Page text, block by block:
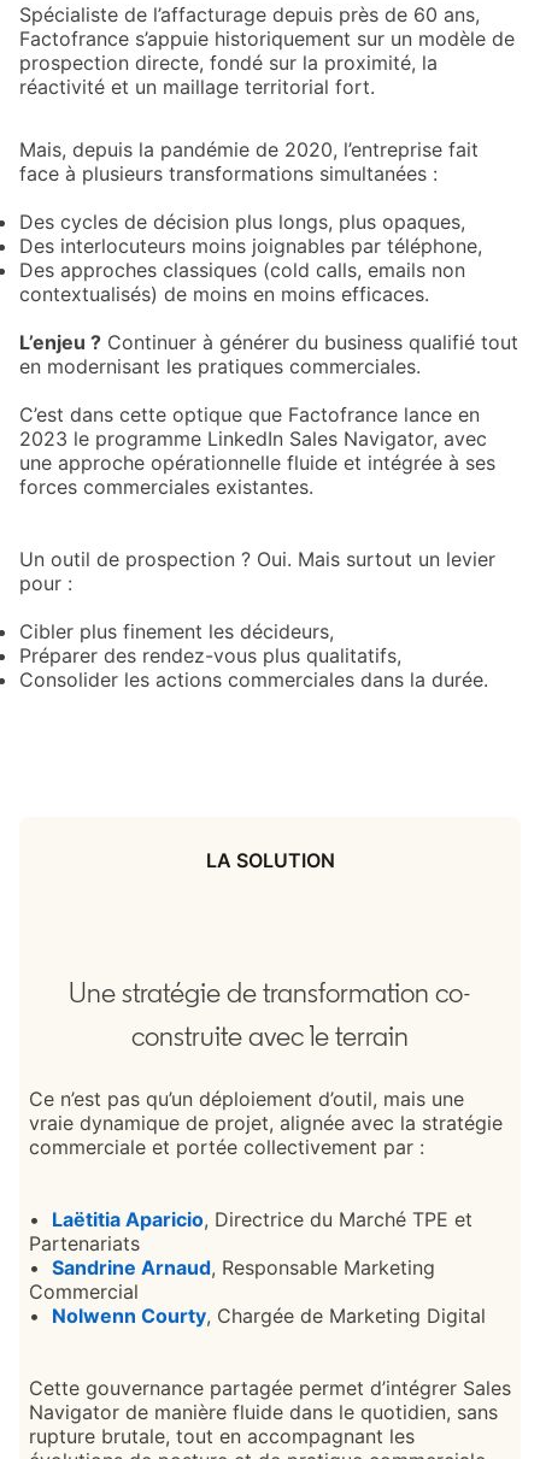
Spécialiste de l’affacturage depuis près de 60 ans,
Factofrance s’appuie historiquement sur un modèle de
prospection directe, fondé sur la proximité, la
réactivité et un maillage territorial fort.
Mais, depuis la pandémie de 2020, l’entreprise fait
face à plusieurs transformations simultanées :
Des cycles de décision plus longs, plus opaques,
Des interlocuteurs moins joignables par téléphone,
Des approches classiques (cold calls, emails non
contextualisés) de moins en moins efficaces.
L’enjeu ? Continuer à générer du business qualifié tout
en modernisant les pratiques commerciales.
C’est dans cette optique que Factofrance lance en
2023 le programme LinkedIn Sales Navigator, avec
une approche opérationnelle fluide et intégrée à ses
forces commerciales existantes.
Un outil de prospection ? Oui. Mais surtout un levier
pour :
Cibler plus finement les décideurs,
Préparer des rendez-vous plus qualitatifs,
Consolider les actions commerciales dans la durée.
LA SOLUTION
Une stratégie de transformation co-
construite avec le terrain
Ce n’est pas qu’un déploiement d’outil, mais une
vraie dynamique de projet, alignée avec la stratégie
commerciale et portée collectivement par :
• Laëtitia Aparicioopens in a new tab
, Directrice du Marché TPE et
Partenariats
• Sandrine Arnaudopens in a new tab
, Responsable Marketing
Commercial
• Nolwenn Courtyopens in a new tab
, Chargée de Marketing Digital
Cette gouvernance partagée permet d’intégrer Sales
Navigator de manière fluide dans le quotidien, sans
rupture brutale, tout en accompagnant les